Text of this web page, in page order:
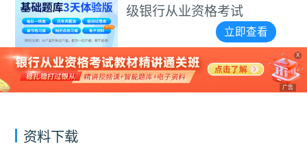
级银行从业资格考试
立即查看
X
广告
资料下载